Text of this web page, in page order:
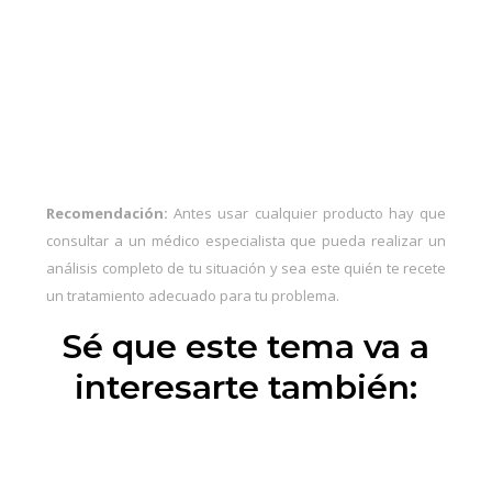
Recomendación:Antes usar cualquier producto hay que
consultar a un médico especialista que pueda realizar un
análisis completo de tu situación y sea este quién te recete
un tratamiento adecuado para tu problema.
Sé que este tema va a
interesarte también: